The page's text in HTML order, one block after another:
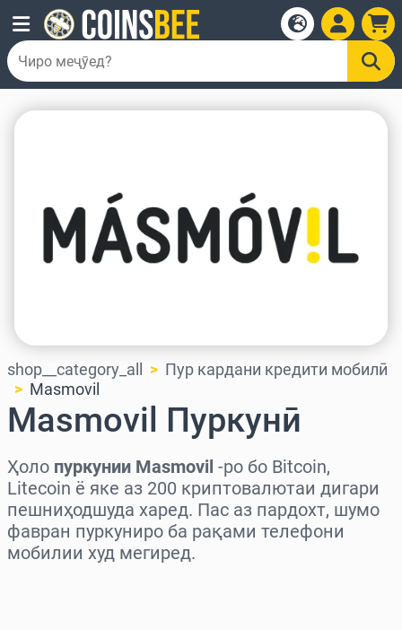
shop__category_all
Пур кардани кредити мобилӣ
Masmovil
Masmovil Пуркунӣ
Ҳоло пуркунии Masmovil -ро бо Bitcoin,
Litecoin ё яке аз 200 криптовалютаи дигари
пешниҳодшуда харед. Пас аз пардохт, шумо
фавран пуркуниро ба рақами телефони
мобилии худ мегиред.